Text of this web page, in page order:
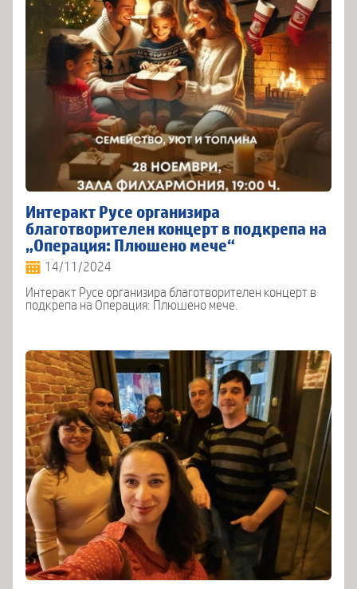
Интеракт Русе организира
благотворителен концерт в подкрепа на
„Операция: Плюшено мече“
14/11/2024
Интеракт Русе организира благотворителен концерт в
подкрепа на Операция: Плюшено мече.